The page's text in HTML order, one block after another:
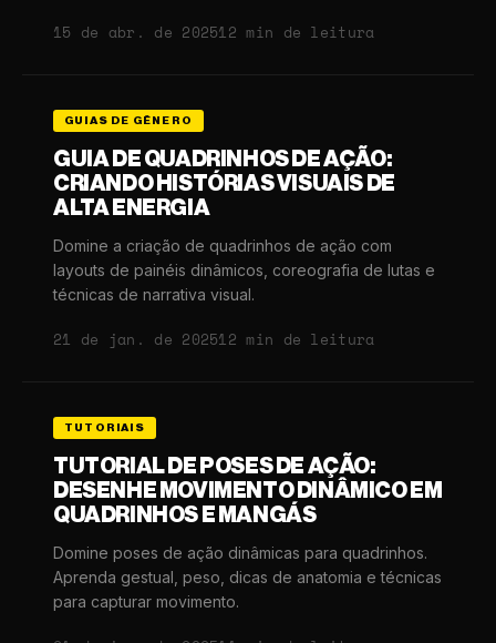
15 de abr. de 202512 min de leitura
GUIAS DE GÊNERO
GUIA DE QUADRINHOS DE AÇÃO:
CRIANDO HISTÓRIAS VISUAIS DE
ALTA ENERGIA
Domine a criação de quadrinhos de ação com
layouts de painéis dinâmicos, coreografia de lutas e
técnicas de narrativa visual.
21 de jan. de 202512 min de leitura
TUTORIAIS
TUTORIAL DE POSES DE AÇÃO:
DESENHE MOVIMENTO DINÂMICO EM
QUADRINHOS E MANGÁS
Domine poses de ação dinâmicas para quadrinhos.
Aprenda gestual, peso, dicas de anatomia e técnicas
para capturar movimento.